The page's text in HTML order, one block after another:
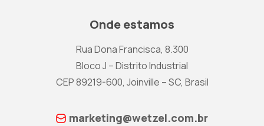
Onde estamos
Rua Dona Francisca, 8.300
Bloco J – Distrito Industrial
CEP 89219-600, Joinville – SC, Brasil
marketing@wetzel.com.br